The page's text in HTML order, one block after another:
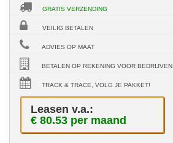
GRATIS VERZENDING
VEILIG BETALEN
ADVIES OP MAAT
BETALEN OP REKENING VOOR BEDRIJVEN
TRACK & TRACE, VOLG JE PAKKET!
Leasen v.a.:
€ 80.53 per maand